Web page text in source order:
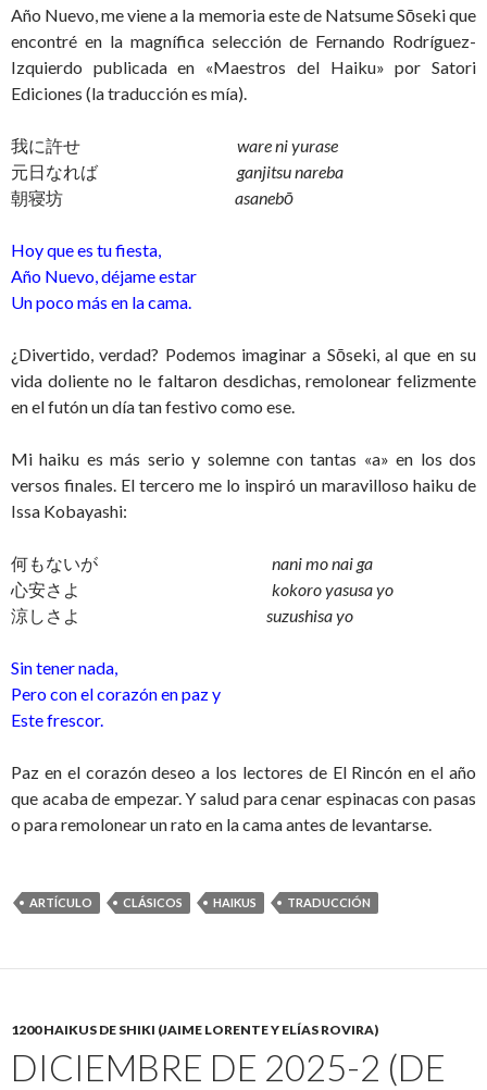
Año Nuevo, me viene a la memoria este de Natsume Sōseki que
encontré en la magnífica selección de Fernando Rodríguez-
Izquierdo publicada en «Maestros del Haiku» por Satori
Ediciones (la traducción es mía).
我に許せ ware ni yurase
元日なれば ganjitsu nareba
朝寝坊 asanebō
Hoy que es tu fiesta,
Año Nuevo, déjame estar
Un poco más en la cama.
¿Divertido, verdad? Podemos imaginar a Sōseki, al que en su
vida doliente no le faltaron desdichas, remolonear felizmente
en el futón un día tan festivo como ese.
Mi haiku es más serio y solemne con tantas «a» en los dos
versos finales. El tercero me lo inspiró un maravilloso haiku de
Issa Kobayashi:
何もないが nani mo nai ga
心安さよ kokoro yasusa yo
涼しさよ suzushisa yo
Sin tener nada,
Pero con el corazón en paz y
Este frescor.
Paz en el corazón deseo a los lectores de El Rincón en el año
que acaba de empezar. Y salud para cenar espinacas con pasas
o para remolonear un rato en la cama antes de levantarse.
ARTÍCULO CLÁSICOS HAIKUS TRADUCCIÓN
1200 HAIKUS DE SHIKI (JAIME LORENTE Y ELÍAS ROVIRA)
DICIEMBRE DE 2025-2 (DE